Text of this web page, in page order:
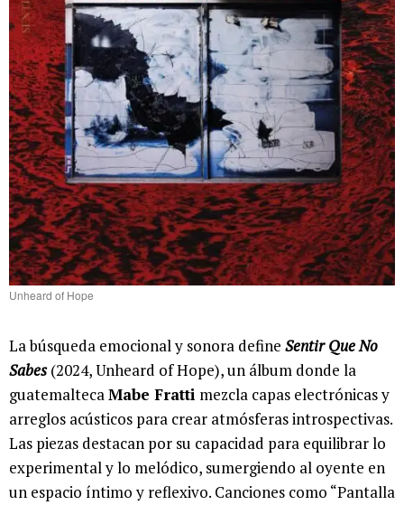
Unheard of Hope
La búsqueda emocional y sonora define Sentir Que No
Sabes(2024, Unheard of Hope), un álbum donde la
guatemaltecaMabe Fratti mezcla capas electrónicas y
arreglos acústicos para crear atmósferas introspectivas.
Las piezas destacan por su capacidad para equilibrar lo
experimental y lo melódico, sumergiendo al oyente en
un espacio íntimo y reflexivo. Canciones como “Pantalla